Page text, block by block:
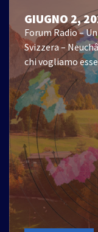
GIUGNO 2,
Forum Radio –
Svizzera –
chi vogliamo